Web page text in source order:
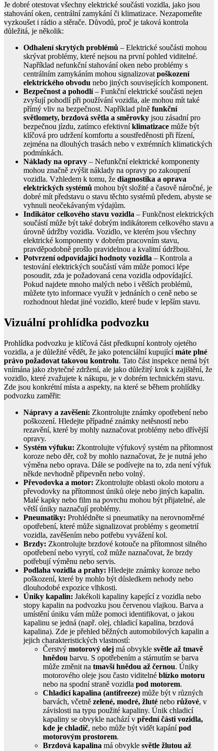
Je dobré otestovat všechny elektrické součásti vozidla, jako jsou
stahování oken, centrální zamykání či klimatizace. Nezapomeňte
vyzkoušet i rádio a stěrače. Důvodů, proč je taková kontrola
důležitá, je několik:
Odhalení skrytých problémů – Elektrické součásti mohou
skrývat problémy, které nejsou na první pohled viditelné.
Například nefunkční stahování oken nebo problémy s
centrálním zamykáním mohou signalizovat poškození
elektrického obvodu nebo jiných souvisejících komponent.
Bezpečnost a pohodlí– Funkční elektrické součásti nejen
zvyšují pohodlí při používání vozidla, ale mohou mít také
přímý vliv na bezpečnost. Například plně funkční
světlomety, brzdová světla a směrovky jsou zásadní pro
bezpečnou jízdu, zatímco efektivníklimatizace může být
klíčová pro udržení komfortu a soustředěnosti při řízení,
zejména na dlouhých trasách nebo v extrémních klimatických
podmínkách.
Náklady na opravy – Nefunkční elektrické komponenty
mohou značně zvýšit náklady na opravy po zakoupení
vozidla. Vzhledem k tomu, že diagnostika a oprava
elektrických systémů mohou být složité a časově náročné, je
dobré mít představu o stavu těchto systémů předem, abyste se
vyhnuli neočekávaným výdajům.
Indikátor celkového stavu vozidla – Funkčnost elektrických
součástí může být také dobrým indikátorem celkového stavu a
úrovně údržby vozidla. Vozidlo, ve kterém jsou všechny
elektrické komponenty v dobrém pracovním stavu,
pravděpodobně prošlo pravidelnou a kvalitní údržbou.
Potvrzení odpovídající hodnoty vozidla – Kontrola a
testování elektrických součástí vám může pomoci lépe
posoudit, zda je požadovaná cena vozidla odpovídající.
Pokud najdete mnoho malých nebo i větších problémů,
můžete tyto informace využít v jednáních o ceně nebo se
rozhodnout hledat jiné vozidlo, které bude v lepším stavu.
Vizuální prohlídka podvozku
Prohlídka podvozku je klíčová část předkupní kontroly ojetého
vozidla, a je důležité vědět, že jako potenciální kupujícímáte plné
právo požadovat takovou kontrolu. Tato část inspekce nemá být
vnímána jako zbytečné zdržení, ale jako důležitý krok k zajištění, že
vozidlo, které zvažujete k nákupu, je v dobrém technickém stavu.
Zde jsou konkrétní místa a aspekty, na které se během prohlídky
podvozku zaměřit:
Nápravy a zavěšení: Zkontrolujte známky opotřebení nebo
poškození. Hledejte případné známky netěsností nebo
rezavění, které by mohly naznačovat problémy nebo dřívější
opravy.
Systém výfuku: Zkontrolujte výfukový systém na přítomnost
koroze nebo děr, což by mohlo naznačovat, že je nutná jeho
výměna nebo oprava. Dále se podívejte na to, zda není výfuk
někde nevhodně připevněn nebo volný.
Převodovka a motor: Zkontrolujte oblasti okolo motoru a
převodovky na přítomnost úniků oleje nebo jiných kapalin.
Malé kapky nebo film na povrchu mohou být přijatelné, ale
větší úniky naznačují problémy.
Pneumatiky: Prohlédněte si pneumatiky na nerovnoměrné
opotřebení, které může signalizovat problémy s geometrií
vozidla, zavěšením nebo potřebu vyvážení kol.
Brzdy: Zkontrolujte brzdové kotouče na přítomnost silného
opotřebení nebo vyrytí, což může naznačovat, že brzdy
potřebují výměnu nebo servis.
Podlaha vozidla a prahy: Hledejte známky koroze nebo
poškození, které by mohlo být důsledkem nehody nebo
dlouhodobé expozice vlhkosti.
Úniky kapalin: Jakékoli kapaliny kapející z vozidla nebo
stopy kapalin na podvozku jsou červenou vlajkou. Barva a
umístění úniku vám může pomoci identifikovat, o jakou
kapalinu se jedná (např. olej, chladicí kapalina, brzdová
kapalina). Zde je přehled běžných automobilových kapalin a
jejich charakteristických vlastností:
Čerstvý motorový olej má obvykle světle až tmavě
hnědou barvu. S opotřebením a stárnutím se barva
může změnit na tmavší hnědou až černou. Úniky
motorového oleje jsou často viditelné blízko motoru
nebo na spodní straně vozidla pod motorem.
Chladicí kapalina (antifreeze) může být v různých
barvách, včetně zelené, modré, žluté nebo růžové, v
závislosti na typu použité kapaliny. Únik chladicí
kapaliny se obvykle nachází v přední části vozidla,
kde je chladič, nebo může být vidět kapánípod
motorovým prostorem.
Brzdová kapalina má obvykle světle žlutou až